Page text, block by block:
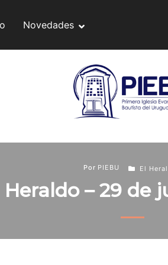
Novedades
Por PIEBU El
Heraldo – 29 de